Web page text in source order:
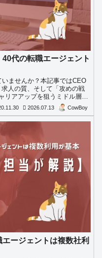
代の転職エージェント
ませんか？本記事ではCEO
人の質、そして「攻めの戦
アアップを狙うミドル層は
2026.07.13 CowBoy
ージェントは複数社利